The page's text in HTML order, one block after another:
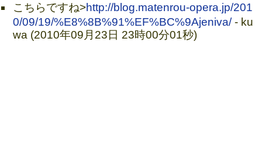
こちらですね>http://blog.matenrou-opera.jp/201
0/09/19/%E8%8B%91%EF%BC%9Ajeniva/- ku
wa (2010年09月23日 23時00分01秒)